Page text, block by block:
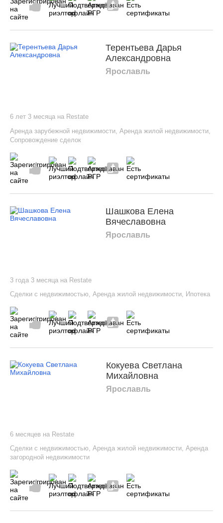
Терентьева Дарья
Александровна
Ярославль
6 лет 3 месяца на Restate
Аренда зарубежной недвижимости Аренда жилой недвижимости
Сопровождение сделок
Шашкова Елена
Вячеславовна
Ярославль
3 года 3 месяца на Restate
Сделки с недвижимостью Аренда жилой недвижимости Ипотека
Кокуева Светлана
Михайловна
Ярославль
6 месяцев на Restate
Сделки с недвижимостью, Аренда жилой недвижимости, Аренда
загородной недвижимости